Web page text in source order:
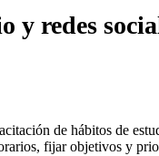
y redes
de hábitos de
fijar objetivos y